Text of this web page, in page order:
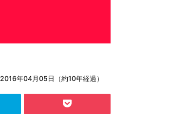
2016年04月05日（約10年経過）